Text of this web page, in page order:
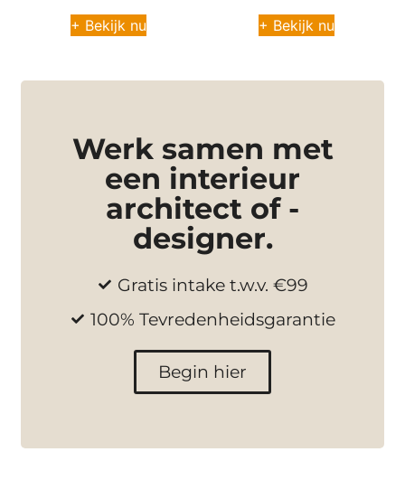
+ Bekijk nu + Bekijk nu
Werk samen met
een interieur
architect of -
designer.
Gratis intake t.w.v. €99
100% Tevredenheidsgarantie
Begin hier